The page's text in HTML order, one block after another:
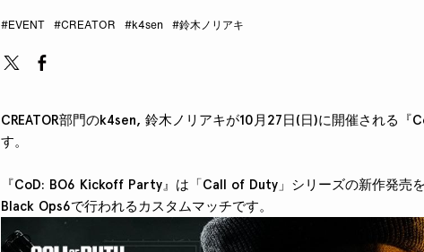
#EVENT #CREATOR #k4sen #鈴木ノリアキ
CREATOR部門のk4sen, 鈴木ノリアキが10月27日(日)に開催される
す。
『CoD: BO6 Kickoff Party』は「Call of Duty」シリーズの新作発売
Black Ops6で行われるカスタムマッチです。